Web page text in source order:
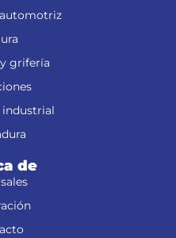
grifería
de